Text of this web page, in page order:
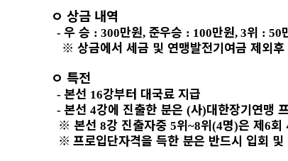
ㅇ 상금 내역
- 우 승 : 300만원, 준우승 : 100만원, 3위 : 50
※ 상금에서 세금 및 연맹발전기여금 제외
ㅇ 특전
- 본선 16강부터 대국료 지급
- 본선 4강에 진출한 분은 (사)대한장기연맹
※ 본선 8강 진출자중 5위~8위(4명)은 제6회
※ 프로입단자격을 득한 분은 반드시 입회